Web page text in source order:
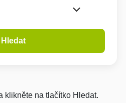
Hledat
klikněte na tlačítko Hledat.